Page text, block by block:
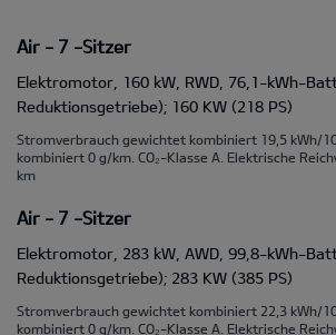
Air - 7 -Sitzer
Elektromotor, 160 kW, RWD, 76,1-kWh-
Reduktionsgetriebe); 160 KW (218 PS)
Stromverbrauch gewichtet kombiniert 19,5 kWh/
kombiniert 0 g/km. CO₂-Klasse A. Elektrische
km
Air - 7 -Sitzer
Elektromotor, 283 kW, AWD, 99,8-kWh-
Reduktionsgetriebe); 283 KW (385 PS)
Stromverbrauch gewichtet kombiniert 22,3 kWh/
kombiniert 0 g/km. CO₂-Klasse A. Elektrische